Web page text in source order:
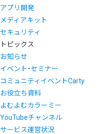
アプリ開発
メディアキット
セキュリティ
トピックス
お知らせ
イベント・セミナー
コミュニティイベントCarty
お役立ち資料
よむよむカラーミー
YouTubeチャンネル
サービス運営状況